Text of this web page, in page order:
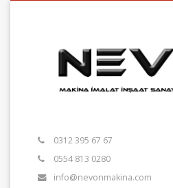
0312 395 67 67
0554 813 0280
info@nevonmakina.com